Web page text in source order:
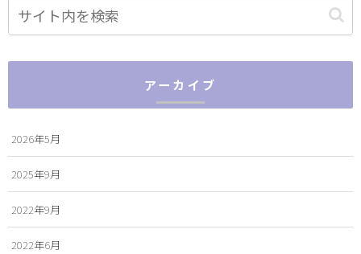
アーカイブ
2026年5月
2025年9月
2022年9月
2022年6月